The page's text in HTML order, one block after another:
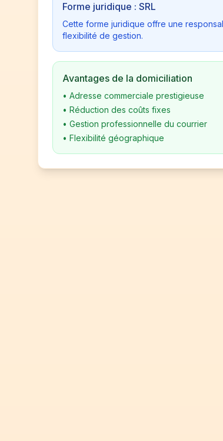
Forme juridique : SRL
Cette forme juridique offre une
flexibilité de gestion.
Avantages de la domiciliation
• Adresse commerciale prestigieuse
• Réduction des coûts fixes
• Gestion professionnelle du courrier
• Flexibilité géographique